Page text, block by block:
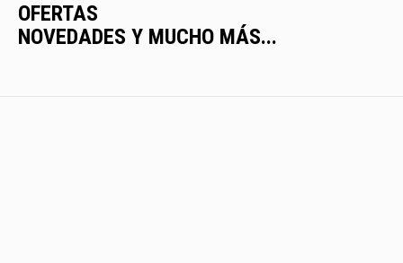
OFERTAS
NOVEDADES Y MUCHO MÁS...